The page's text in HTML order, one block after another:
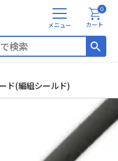
メ
ニ
カート
0
ド(編組シールド)